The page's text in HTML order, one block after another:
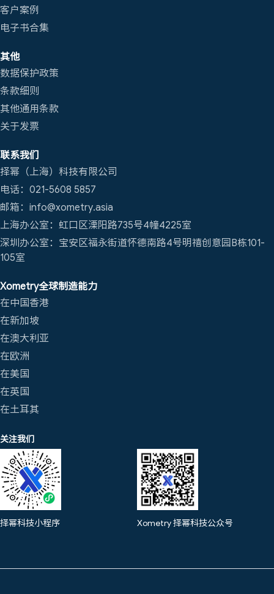
客户案例
电子书合集
其他
数据保护政策
条款细则
其他通用条款
关于发票
联系我们
择幂（上海）科技有限公司
电话：021-5608 5857
邮箱：info@xometry.asia
上海办公室：虹口区溧阳路735号4幢4225室
深圳办公室：宝安区福永街道怀德南路4号明禧创意园B栋101-
105室
Xometry全球制造能力
在中国香港
在新加坡
在澳大利亚
在欧洲
在美国
在英国
在土耳其
关注我们
择幂科技小程序 Xometry 择幂科技公众号